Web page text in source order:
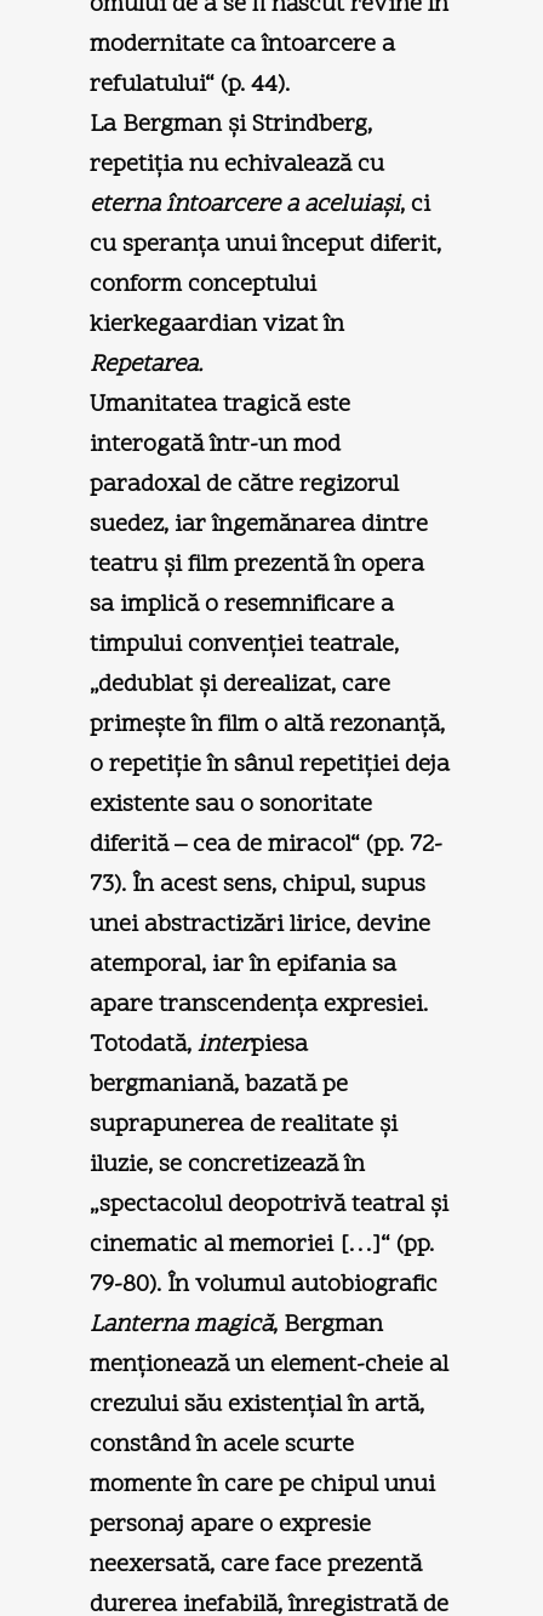
modernitate ca întoarcere a
refulatului“ (p. 44).
La Bergman şi Strindberg,
repetiţia nu echivalează cu
eterna întoarcere a aceluiaşi, ci
cu speranţa unui început diferit,
conform conceptului
kierkegaardian vizat în
Repetarea.
Umanitatea tragică este
interogată într-un mod
paradoxal de către regizorul
suedez, iar îngemănarea dintre
teatru şi film prezentă în opera
sa implică o resemnificare a
timpului convenţiei teatrale,
„dedublat şi derealizat, care
primeşte în film o altă rezonanţă,
o repetiţie în sânul repetiţiei deja
existente sau o sonoritate
diferită – cea de miracol“ (pp. 72-
73). În acest sens, chipul, supus
unei abstractizări lirice, devine
atemporal, iar în epifania sa
apare transcendenţa expresiei.
Totodată,interpiesa
bergmaniană, bazată pe
suprapunerea de realitate şi
iluzie, se concretizează în
„spectacolul deopotrivă teatral şi
cinematic al memoriei […]“ (pp.
79-80). În volumul autobiografic
Lanterna magică, Bergman
menţionează un element-cheie al
crezului său existenţial în artă,
constând în acele scurte
momente în care pe chipul unui
personaj apare o expresie
neexersată, care face prezentă
durerea inefabilă, înregistrată de